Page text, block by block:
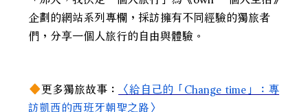
企劃的網站系列專欄，採訪擁有不同經驗的獨旅者
們，分享一個人旅行的自由與體驗。
更多獨旅故事：
〈給自己的「Change time」：專
訪凱西的西班牙朝聖之路〉